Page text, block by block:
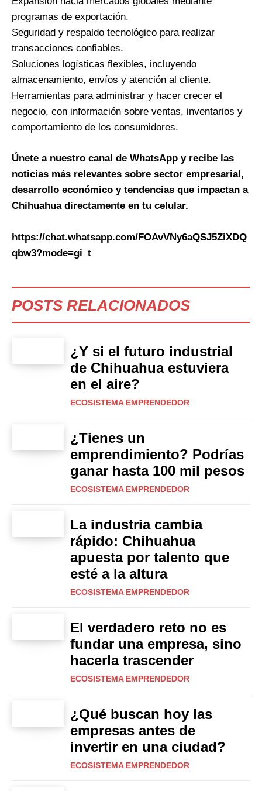
programas de exportación.
Seguridad y respaldo tecnológico para realizar
transacciones confiables.
Soluciones logísticas flexibles, incluyendo
almacenamiento, envíos y atención al cliente.
Herramientas para administrar y hacer crecer el
negocio, con información sobre ventas, inventarios y
comportamiento de los consumidores.
Únete a nuestro canal de WhatsApp y recibe las
noticias más relevantes sobre sector empresarial,
desarrollo económico y tendencias que impactan a
Chihuahua directamente en tu celular.
https://chat.whatsapp.com/FOAvVNy6aQSJ5ZiXDQ
qbw3?mode=gi_t
POSTS RELACIONADOS
¿Y si el futuro industrial
de Chihuahua estuviera
en el aire?
ECOSISTEMA EMPRENDEDOR
¿Tienes un
emprendimiento? Podrías
ganar hasta 100 mil pesos
ECOSISTEMA EMPRENDEDOR
La industria cambia
rápido: Chihuahua
apuesta por talento que
esté a la altura
ECOSISTEMA EMPRENDEDOR
El verdadero reto no es
fundar una empresa, sino
hacerla trascender
ECOSISTEMA EMPRENDEDOR
¿Qué buscan hoy las
empresas antes de
invertir en una ciudad?
ECOSISTEMA EMPRENDEDOR